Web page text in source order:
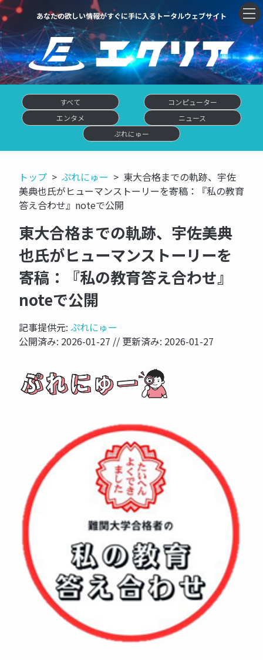
あなたの欲しい情報がすぐに手に入るトータルウェブサイト
すべて
コンピューター
エンタメ
ニュース
ぷれにゅー
トップ ぷれにゅー
東大合格までの軌跡、宇佐
美典也氏がヒューマンストーリーを寄稿：『私の教育
答え合わせ』noteで公開
東大合格までの軌跡、宇佐美典
也氏がヒューマンストーリーを
寄稿：『私の教育答え合わせ』
noteで公開
記事提供元: ぷれにゅー
公開済み: 2026-01-27 // 更新済み: 2026-01-27